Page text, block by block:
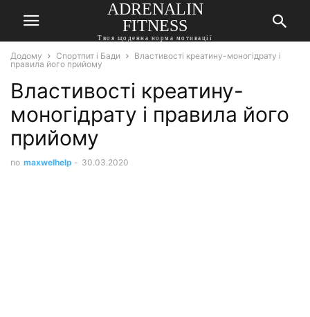
ADRENALIN
FITNESS
Твоя щоденна норма мотивації
Додому Спортпит і Бади
Властивості креатину-моногідрату і
правила його прийому
Властивості креатину-
моногідрату і правила його
прийому
по maxwelhelp - 30.03.2020